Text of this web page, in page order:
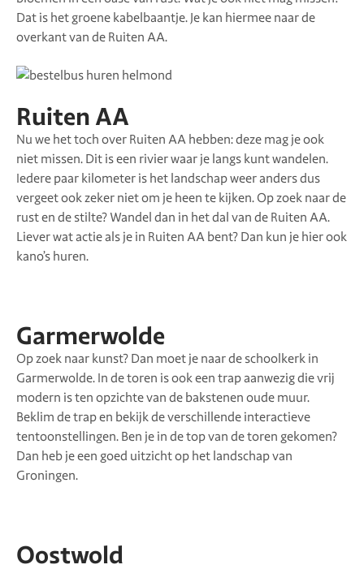
Dat is het groene kabelbaantje. Je kan hiermee naar de
overkant van de Ruiten AA.
Ruiten AA
Nu we het toch over Ruiten AA hebben: deze mag je ook
niet missen. Dit is een rivier waar je langs kunt wandelen.
Iedere paar kilometer is het landschap weer anders dus
vergeet ook zeker niet om je heen te kijken. Op zoek naar de
rust en de stilte? Wandel dan in het dal van de Ruiten AA.
Liever wat actie als je in Ruiten AA bent? Dan kun je hier ook
kano’s huren.
Garmerwolde
Op zoek naar kunst? Dan moet je naar de schoolkerk in
Garmerwolde. In de toren is ook een trap aanwezig die vrij
modern is ten opzichte van de bakstenen oude muur.
Beklim de trap en bekijk de verschillende interactieve
tentoonstellingen. Ben je in de top van de toren gekomen?
Dan heb je een goed uitzicht op het landschap van
Groningen.
Oostwold